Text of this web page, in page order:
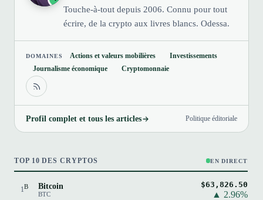
Touche-à-tout depuis 2006. Connu pour tout
écrire, de la crypto aux livres blancs. Odessa.
DOMAINES Actions et valeurs mobilières
Investissements
Journalisme économique
Cryptomonnaie
Profil complet et tous les articles Politique éditoriale
TOP 10 DES CRYPTOS EN DIRECT
1B Bitcoin
BTC
$63,826.50
▲ 2.96%